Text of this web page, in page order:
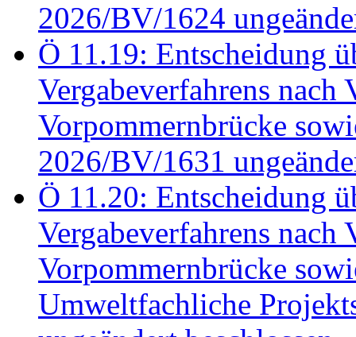
2026/BV/1624
Ö 11.19: Entscheidung
Vergabeverfahrens
Vorpommernbrücke
2026/BV/1631
Ö 11.20: Entscheidung
Vergabeverfahrens
Vorpommernbrücke
Umweltfachliche